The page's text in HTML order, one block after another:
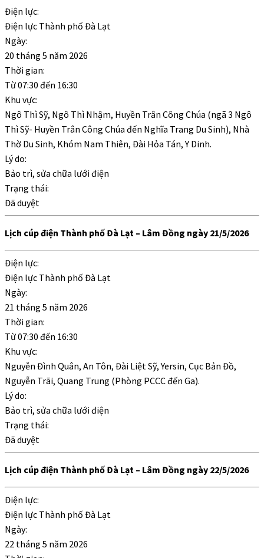
Điện lực:
Điện lực Thành phố Đà Lạt
Ngày:
20 tháng 5 năm 2026
Thời gian:
Từ07:30 đến 16:30
Khu vực:
Ngô Thì Sỹ, Ngô Thì Nhậm, Huyền Trân Công Chúa (ngã 3 Ngô
Thì Sỹ- Huyền Trân Công Chúa đến Nghĩa Trang Du Sinh), Nhà
Thờ Du Sinh, Khóm Nam Thiên, Đài Hỏa Tán, Y Dinh.
Lý do:
Bảo trì, sửa chữa lưới điện
Trạng thái:
Đã duyệt
Lịch cúp điện Thành phố Đà Lạt – Lâm Đồng ngày 21/5/2026
Điện lực:
Điện lực Thành phố Đà Lạt
Ngày:
21 tháng 5 năm 2026
Thời gian:
Từ07:30 đến 16:30
Khu vực:
Nguyễn Đình Quân, An Tôn, Đài Liệt Sỹ, Yersin, Cục Bản Đồ,
Nguyễn Trãi, Quang Trung (Phòng PCCC đến Ga).
Lý do:
Bảo trì, sửa chữa lưới điện
Trạng thái:
Đã duyệt
Lịch cúp điện Thành phố Đà Lạt – Lâm Đồng ngày 22/5/2026
Điện lực:
Điện lực Thành phố Đà Lạt
Ngày:
22 tháng 5 năm 2026